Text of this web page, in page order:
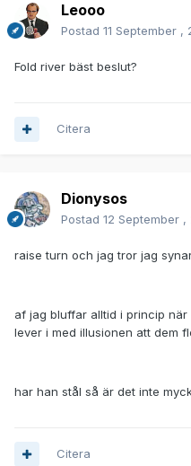
Leooo
Postad 11 September ,
Fold river bäst beslut?
Citera
Dionysos
Postad 12 September ,
raise turn och jag tror jag
af jag bluffar alltid i princip
lever i med illusionen att dem
har han stål så är det inte
Citera